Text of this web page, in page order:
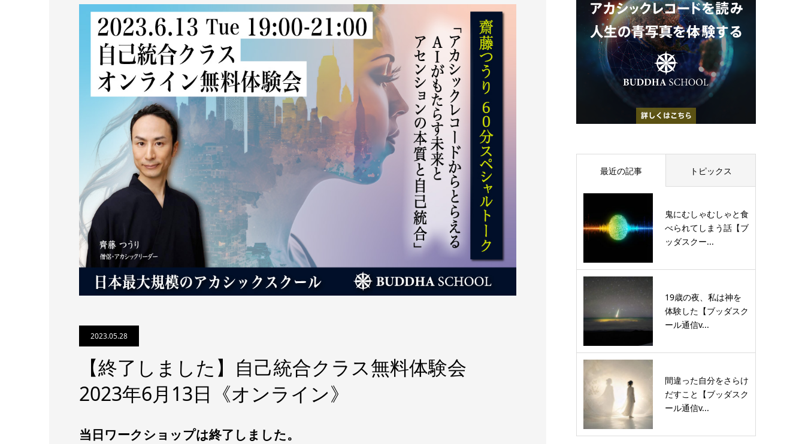
2023.05.28
【終了しました】自己統合クラス無料体験会
2023年6月13日《オンライン》
当日ワークショップは終了しました。
最近の記事 トピックス
鬼にむしゃむしゃと食
べられてしまう話【ブ
ッダスクー...
19歳の夜、私は神を
体験した【ブッダスク
ール通信v...
間違った自分をさらけ
だすこと【ブッダスク
ール通信v...